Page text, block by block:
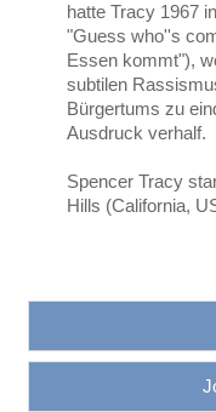
hatte Tracy 1967
"Guess who''s
Essen kommt"),
subtilen
Bürgertums zu
Ausdruck verhalf.
Spencer Tracy
Hills (California,